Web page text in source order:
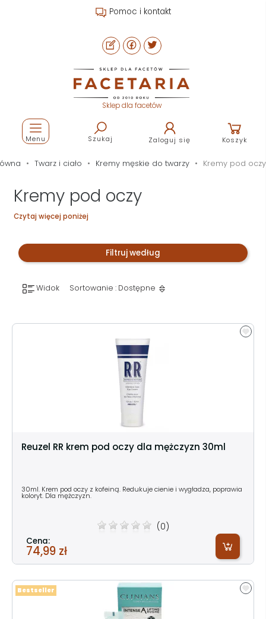
Pomoc i kontakt
Sklep dla facetów
Szukaj Zaloguj się Koszyk
Menu
Twarz i ciało Kremy męskie do twarzy Kremy pod oczy
Kremy pod oczy
Czytaj więcej poniżej
Filtruj według
Widok Sortowanie : Dostępne
Reuzel RR krem pod oczy dla mężczyzn 30ml
30ml. Krem pod oczy z kofeiną. Redukuje cienie i wygładza, poprawia
koloryt. Dla mężczyzn.
(0)
Cena:
74,99 zł
Bestseller